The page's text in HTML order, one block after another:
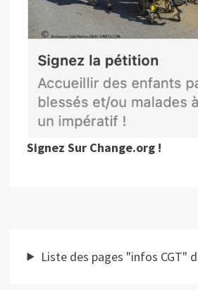
Signez Sur Change.org !
Liste des pages "infos CGT"